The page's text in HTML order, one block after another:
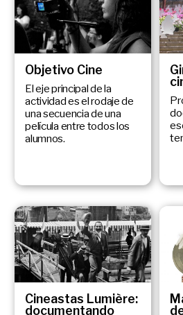
Objetivo Cine
El eje principal de la
actividad es el rodaje de
una secuencia de una
película entre todos los
alumnos.
Cineastas Lumière:
documentando